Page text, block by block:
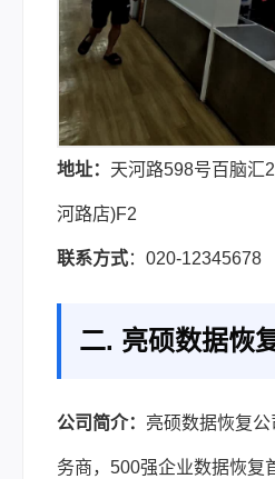
地址： 天河路598号百脑汇
河路店)F2
联系方式：020-12345678
二. 亮硕数据恢
公司简介： 亮硕数据恢复
务商，500强企业数据恢复